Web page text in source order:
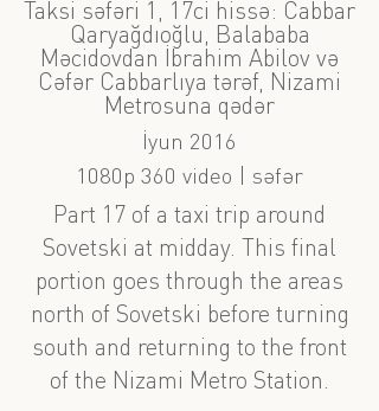
Taksi səfəri 1, 17ci hissə: Cabbar
Qaryağdıoğlu, Balababa
Məcidovdan İbrahim Abilov və
Cəfər Cabbarlıya tərəf, Nizami
Metrosuna qədər
İyun 2016
1080p 360 video | səfər
Part 17 of a taxi trip around
Sovetski at midday. This final
portion goes through the areas
north of Sovetski before turning
south and returning to the front
of the Nizami Metro Station.